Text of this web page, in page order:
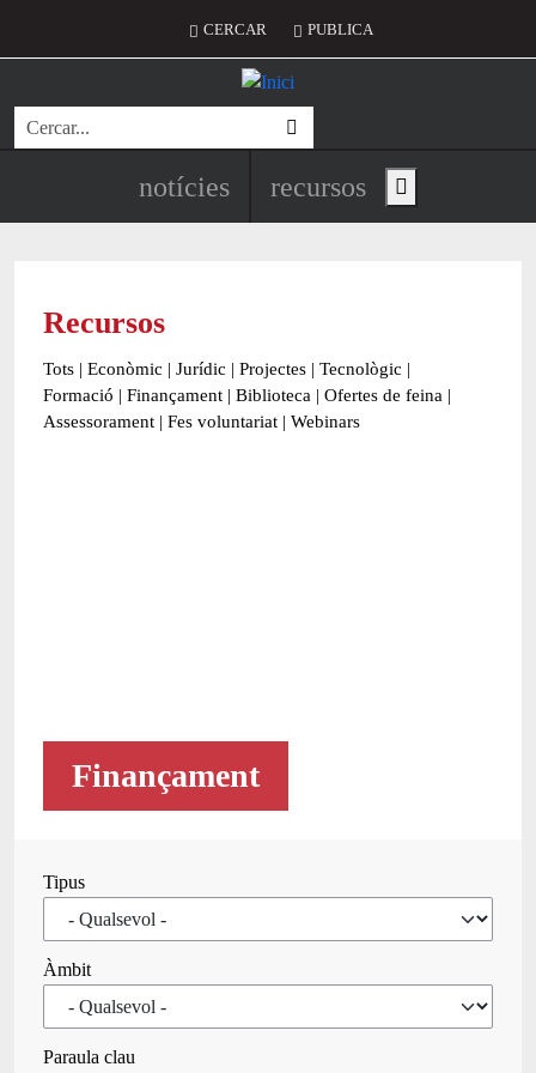
Menú del compte d'usuari
CERCAR PUBLICA
Cerca
Navegació principal de
notícies recursos Show main menu
Recursos
Tots | Econòmic | Jurídic | Projectes | Tecnològic |
Formació | Finançament | Biblioteca | Ofertes de feina |
Assessorament | Fes voluntariat | Webinars
Finançament
Tipus
Àmbit
Paraula clau